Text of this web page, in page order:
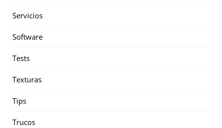
Servicios
Software
Tests
Texturas
Tips
Trucos